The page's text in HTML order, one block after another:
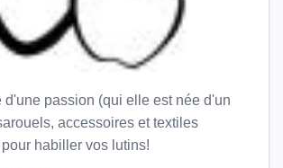
d'une passion (qui elle est née d'un
accessoires et textiles
habiller vos lutins!